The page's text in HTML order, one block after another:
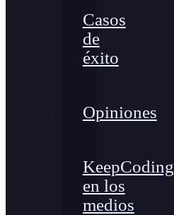
Casos
de
éxito
Opiniones
KeepCoding
en los
medios